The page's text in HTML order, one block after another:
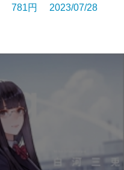
781円 2023/07/28